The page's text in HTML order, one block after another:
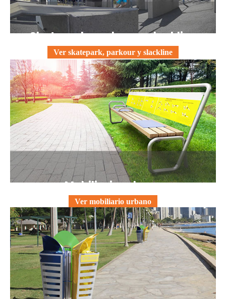
Skatepark, parkour y slackline
Ver skatepark, parkour y slackline
Mobiliario urbano
Ver mobiliario urbano